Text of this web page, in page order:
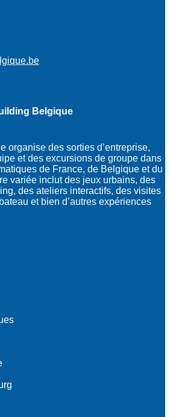
Belgique
organise des sorties d’entreprise,
et des excursions de groupe dans
de France, de Belgique et du
variée inclut des jeux urbains, des
des ateliers interactifs, des visites
et bien d’autres expériences